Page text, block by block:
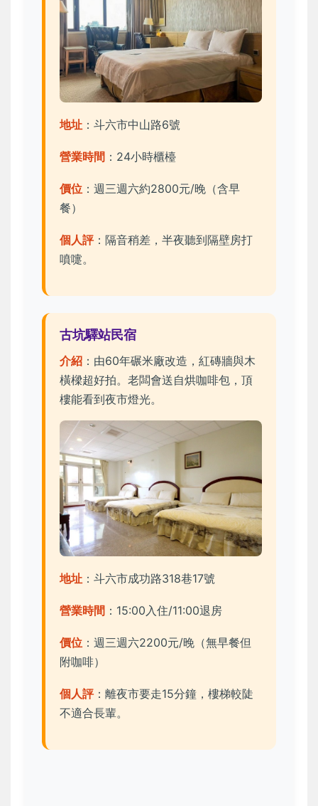
地址 ：斗六市中山路6號
營業時間 ：24小時櫃檯
價位 ：週三週六約2800元/晚（含早
餐）
個人評 ：隔音稍差，半夜聽到隔壁房打
噴嚏。
古坑驛站民宿
介紹 ：由60年碾米廠改造，紅磚牆與木
橫樑超好拍。老闆會送自烘咖啡包，頂
樓能看到夜市燈光。
地址 ：斗六市成功路318巷17號
營業時間 ：15:00入住/11:00退房
價位 ：週三週六2200元/晚（無早餐但
附咖啡）
個人評 ：離夜市要走15分鐘，樓梯較陡
不適合長輩。